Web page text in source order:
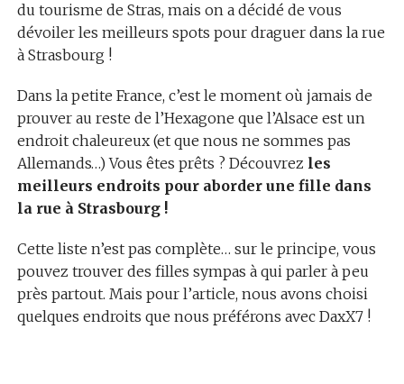
du tourisme de Stras, mais on a décidé de vous
dévoiler les meilleurs spots pour draguer dans la rue
à Strasbourg !
Dans la petite France, c’est le moment où jamais de
prouver au reste de l’Hexagone que l’Alsace est un
endroit chaleureux (et que nous ne sommes pas
Allemands…) Vous êtes prêts ? Découvrez les
meilleurs endroits pour aborder une fille dans
la rue à Strasbourg !
Cette liste n’est pas complète… sur le principe, vous
pouvez trouver des filles sympas à qui parler à peu
près partout. Mais pour l’article, nous avons choisi
quelques endroits que nous préférons avec DaxX7 !